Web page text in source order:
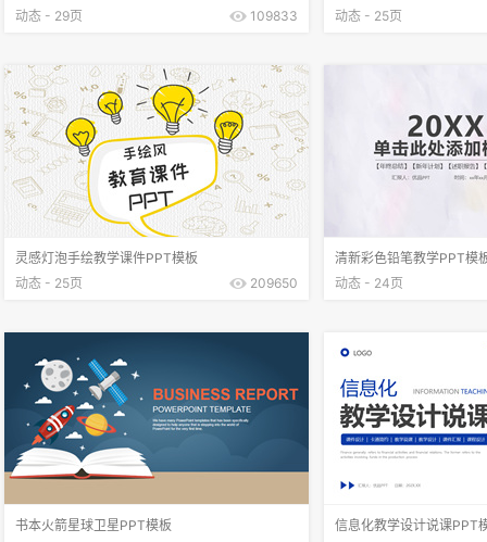
动态 - 29页
109833
动态 - 25页
灵感灯泡手绘教学课件PPT模板
动态 - 25页
209650
清新彩色铅笔教学PPT模
动态 - 24页
书本火箭星球卫星PPT模板
信息化教学设计说课PPT